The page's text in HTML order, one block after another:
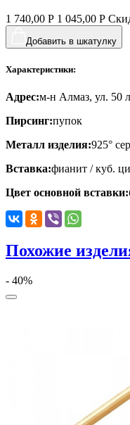
черепаха
яблочки
1 740,00 Р 1 045,00 Р
Добавить в шкатулку
Характеристики:
Адрес:м-н Алмаз, ул. 50
Пирсинг:пупок
Металл изделия:925°
Вставка:фианит / куб.
Цвет основной вставки:
Похожие
- 40%